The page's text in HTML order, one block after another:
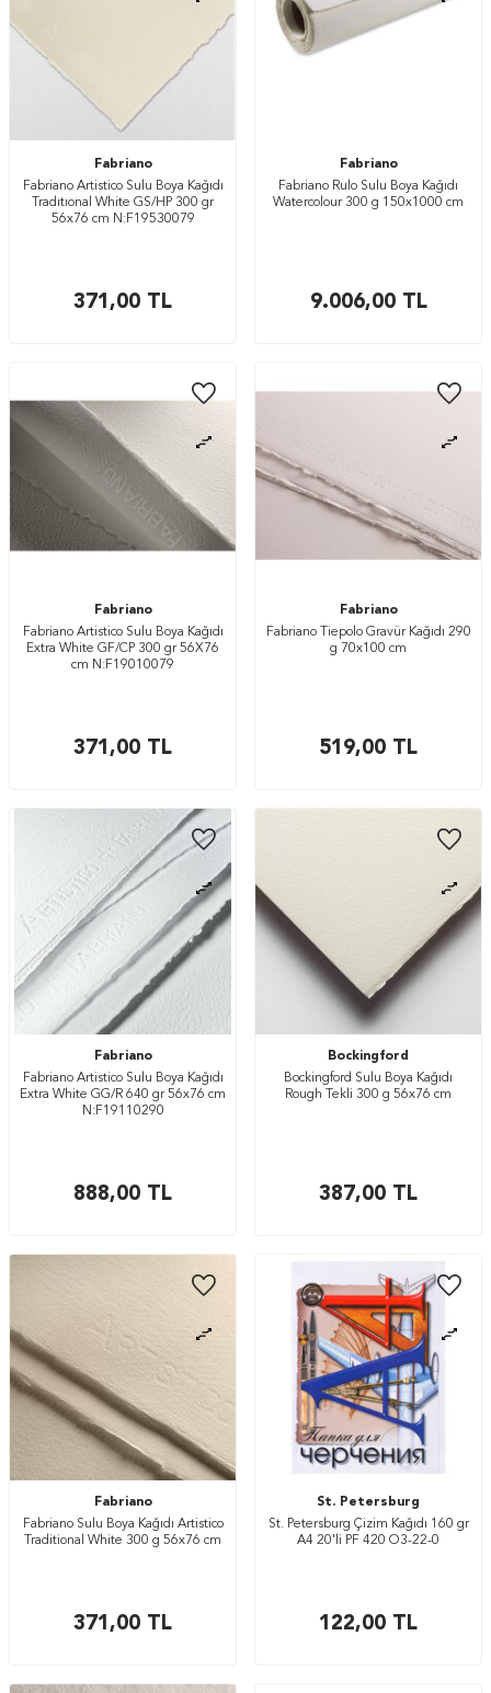
Fabriano
Fabriano Artistico Sulu Boya Kağıdı
Tradıtıonal White GS/HP 300 gr
56x76 cm N:F19530079
371,00 TL
Fabriano
Fabriano Rulo Sulu Boya Kağıdı
Watercolour 300 g 150x1000 cm
9.006,00TL
Fabriano
Fabriano Artistico Sulu Boya Kağıdı
Extra White GF/CP 300 gr 56X76
cm N:F19010079
371,00 TL
Fabriano
Fabriano Tiepolo Gravür Kağıdı 290
g 70x100 cm
519,00 TL
Fabriano
Fabriano Artistico Sulu Boya Kağıdı
Extra White GG/R 640 gr 56x76 cm
N:F19110290
888,00 TL
Bockingford
Bockingford Sulu Boya Kağıdı
Rough Tekli 300 g 56x76 cm
387,00 TL
Fabriano
Fabriano Sulu Boya Kağıdı Artistico
Traditional White 300 g 56x76 cm
371,00 TL
St. Petersburg
St. Petersburg Çizim Kağıdı 160 gr
A4 20'li PF 420 O3-22-0
122,00 TL